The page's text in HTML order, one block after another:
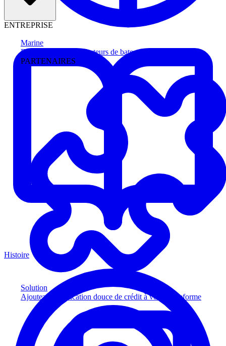
Marine
Faites avancer les acheteurs de bateau
PARTENAIRES
Solution
Ajoutez la vérification douce de crédit à votre plateforme
ENTREPRISE
Histoire